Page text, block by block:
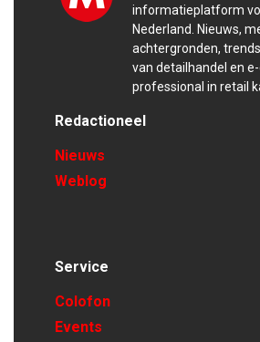
informatieplatform
Nederland. Nieuws,
achtergronden,
van detailhandel en
professional in retail
Redactioneel
Nieuws
Weblog
Service
Colofon
Events